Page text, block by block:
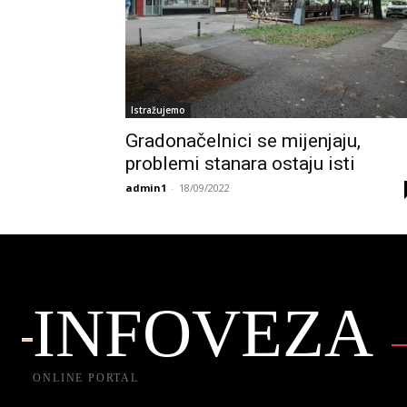
Istražujemo
Gradonačelnici se mijenjaju,
problemi stanara ostaju isti
admin1 - 18/09/2022
INFOVEZA
ONLINE PORTAL